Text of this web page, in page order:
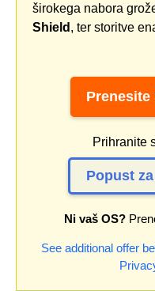
širokega nabora
Shield , ter storitve
Prenesite
Prihranite
Popust
Ni vaš OS?
See additional offer